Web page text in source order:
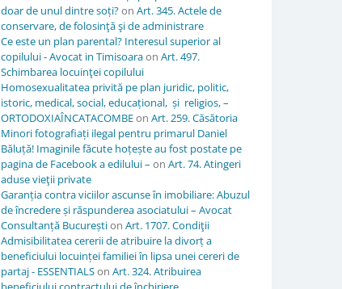
doar de unul dintre soți?on Art. 345. Actele de
conservare, de folosinţă şi de administrare
Ce este un plan parental? Interesul superior al
copilului - Avocat in Timisoaraon Art. 497.
Schimbarea locuinţei copilului
Homosexualitatea privită pe plan juridic, politic,
istoric, medical, social, educațional, și religios, –
ORTODOXIAÎNCATACOMBEon Art. 259. Căsătoria
Minori fotografiați ilegal pentru primarul Daniel
Băluță! Imaginile făcute hoțește au fost postate pe
pagina de Facebook a edilului – on Art. 74. Atingeri
aduse vieţii private
Garanția contra viciilor ascunse în imobiliare: Abuzul
de încredere și răspunderea asociatului – Avocat
Consultanță Bucureștion Art. 1707. Condiţii
Admisibilitatea cererii de atribuire la divorț a
beneficiului locuinței familiei în lipsa unei cereri de
partaj - ESSENTIALSon Art. 324. Atribuirea